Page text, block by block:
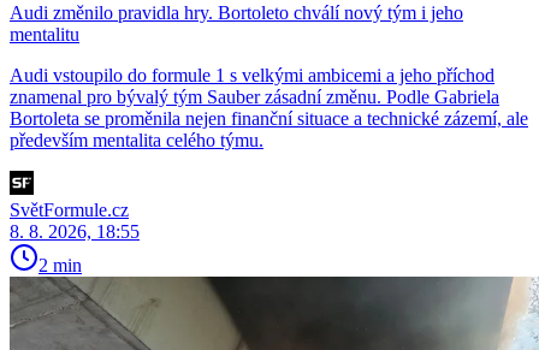
Audi změnilo pravidla hry. Bortoleto chválí nový tým i jeho
mentalitu
Audi vstoupilo do formule 1 s velkými ambicemi a jeho příchod
znamenal pro bývalý tým Sauber zásadní změnu. Podle Gabriela
Bortoleta se proměnila nejen finanční situace a technické zázemí, ale
především mentalita celého týmu.
SvětFormule.cz
8. 8. 2026, 18:55
2 min